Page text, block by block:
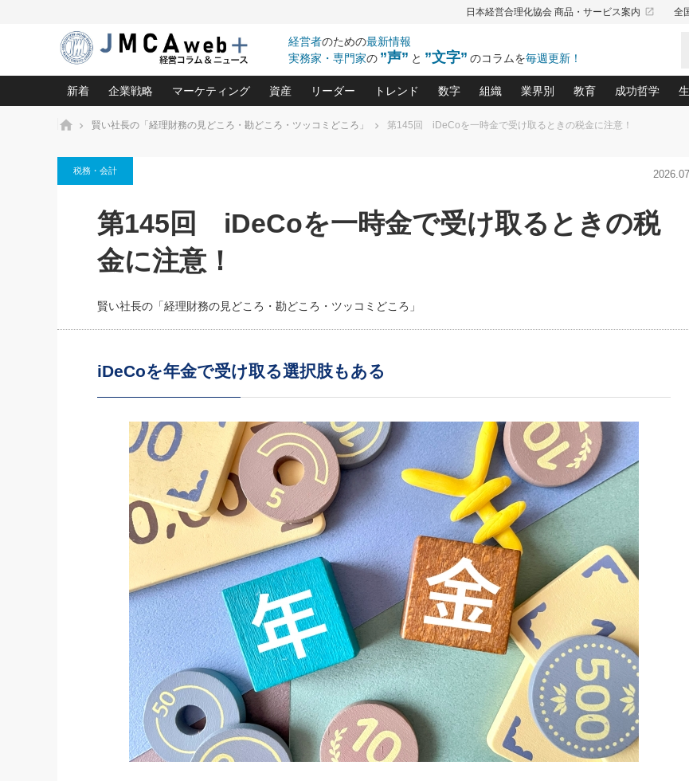
日本経営合理化協会 商品・サービス案内 launch 全
経営者のための最新情報
実務家・専門家の ”声” と ”文字” のコラムを毎週更新！
新着
相談15：銀行がやたらと固定金
利を勧めてきます！やはり固定
がよいのでしょうか！
2026.08.7
う間にグローバル成長企業に」
FOOD & LIFE COMPANIES
朝礼・会議での「社長の３分間
日号）
2026.08.5
企業戦略
中小企業の「１位づくり」戦略(96)
利益を最大化する「業務改善」横田尚哉氏(5)
強い会社を築く ビジネス・クリニック(240)
日本レーザー「人を大切にしながら利益を上げる経営」の極意
(3)
武器としてのM&A入門(3)
社長のための“儲かる通販”戦略視点(151)
継続経営 百話百行(85)
マーケティング
ロングセラーの玉手箱(9)
大復活＆快進撃！ユニバーサルスタジオジャパンの成功要因と
は(5)
資産
中国経済の最新動向(204)
事業承継の前に、決めておきたい、知っておきたい、やってお
深読み企業分析(153)
リーダー
ピョートル・F・グジバチの『経営戦略の新常識』(12)
楠木建の「経営知になる考え方」(57)
次もあなたにお願いしたいと思われる「一流の仕事術」(28)
社長の右腕をつくる 人と組織を動かす(200)
トレンド
北村森の「今月のヒット商品」(109)
数字
会社を守り抜くための緊急対策(100)
強い決算書の会社はココが違う！(36)
組織
職場の生産性を下げるハラスメントの予
賃金決定の定石(68)
顧客・社員・社会から支持される「ウ
業界別
大久保一彦の“流行る”お店の仕
柿内幸夫─社長のための現場改
教育
あなただからお願い
クレーム対応 実践
クレーム対応の新知
デキル社員に育てる
成功哲学
中国哲学に
令和時代の
先人の名句
渡部昇一の
経営に活か
ホーム 賢い社長の「経理財務の見どころ・勘どころ・ツッコミどころ」 第145回 iDeCoを一時金で受け取るときの税金に注意！
税務・会計
第145回 iDeCoを一時金で受け取るときの税
金に注意！
賢い社長の「経理財務の見どころ・勘どころ・ツッコミどころ」
iDeCoを年金で受け取る選択肢もある